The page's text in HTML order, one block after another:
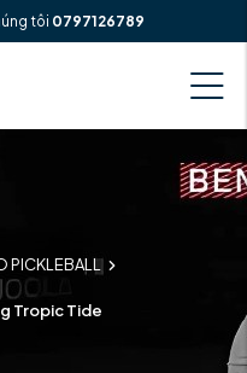
tôi 0797126789
PICKLEBALL
Tropic Tide